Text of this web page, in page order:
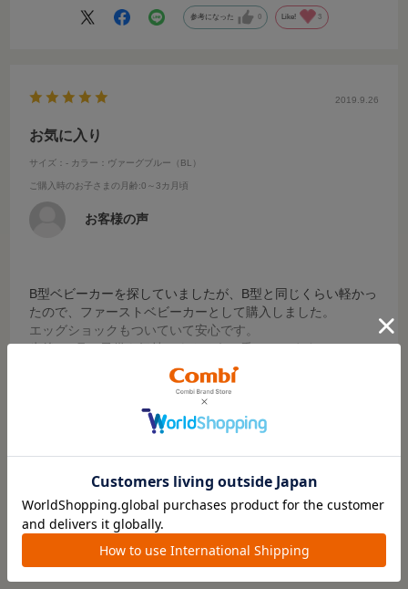
参考になった 0 Like! 3
2019.9.26
お気に入り
サイズ：- カラー：ヴァーグブルー（BL）
ご購入時のお子さまの月齢:0～3カ月頃
お客様の声
B型ベビーカーを探していましたが、B型と同じくらい軽かっ
たので、ファーストベビーカーとして購入しました。
エッグショックもついていて安心です。
生後2か月の子供も気持ちよさそうに乗っています。
また、カゴもたくさん入るので便利です。
これからたくさんお出かけしたいと思います。
続きを読む
参考になった
絞り込み 表示：新しい順
※レビューを書くには
レビューを書いてクーポン＆プレゼントをもらおう！